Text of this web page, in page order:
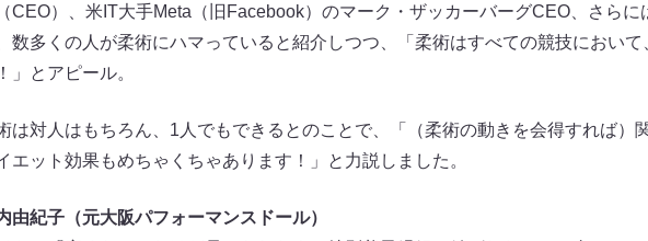
CEO）、米IT大手Meta（旧Facebook）のマーク・ザッカーバーグCEO、さら
数多くの人が柔術にハマっていると紹介しつつ、「柔術はすべての競技におい
」とアピール。
は対人はもちろん、1人でもできるとのことで、「（柔術の動きを会得すれば）
エット効果もめちゃくちゃあります！」と力説しました。
由紀子（元大阪パフォーマンスドール）